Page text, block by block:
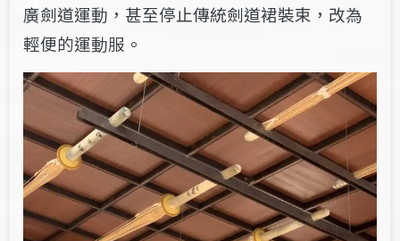
廣劍道運動，甚至停止傳統劍道裙裝束，改為
輕便的運動服。